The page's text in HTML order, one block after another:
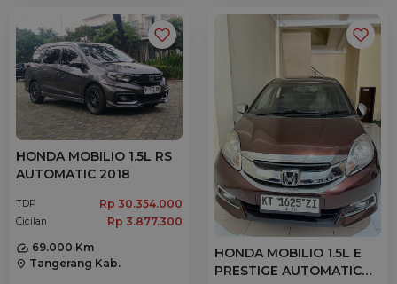
HONDA MOBILIO 1.5L RS
AUTOMATIC 2018
TDP Rp 30.354.000
Cicilan
Rp 3.877.300
69.000 Km
location_on Tangerang Kab.
HONDA MOBILIO 1.5L E
PRESTIGE AUTOMATIC